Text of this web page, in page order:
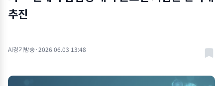
추진
AI경기방송·2026.06.03 13:48